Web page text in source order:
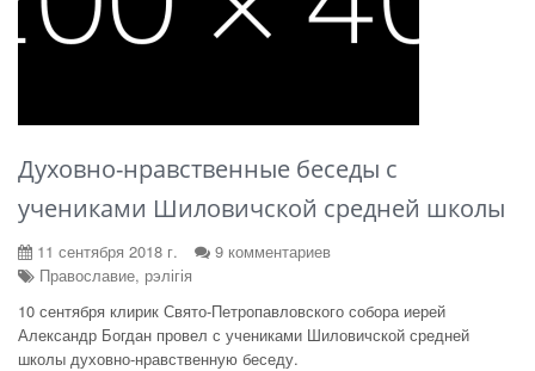
Духовно-нравственные беседы с
учениками Шиловичской средней школы
11 сентября 2018 г.
9 комментариев
Православие, рэлігія
10 сентября клирик Свято-Петропавловского собора иерей
Александр Богдан провел с учениками Шиловичской средней
школы духовно-нравственную беседу.